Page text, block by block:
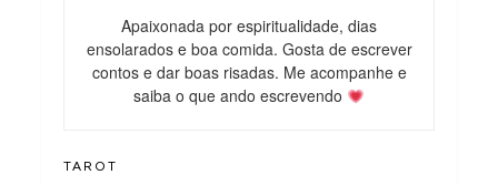
Apaixonada por espiritualidade, dias
ensolarados e boa comida. Gosta de escrever
contos e dar boas risadas. Me acompanhe e
saiba o que ando escrevendo
TAROT